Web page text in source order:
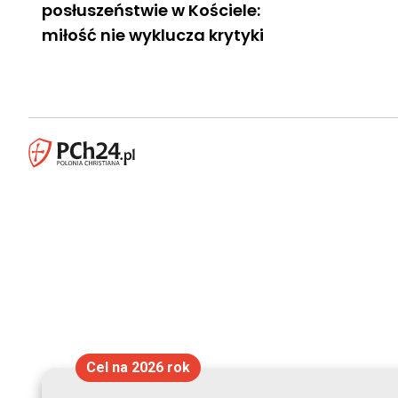
posłuszeństwie w Kościele:
miłość nie wyklucza krytyki
Cel na 2026 rok